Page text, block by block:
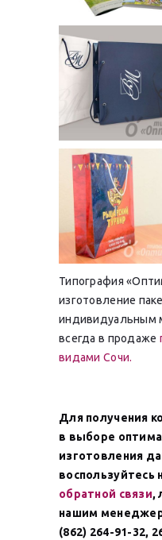
Типография
изготовление
индивидуальным
всегда в продаже
видами Сочи.
Для получения
в выборе
изготовления
обратной связи,
нашим
(862) 264-91-32,